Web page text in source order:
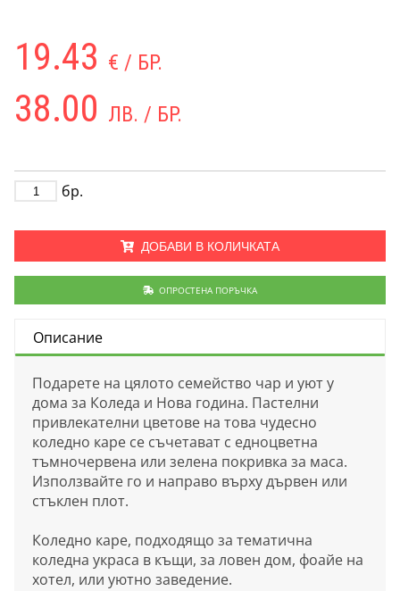
19.43 € / БР.
38.00 ЛВ. / БР.
бр.
ДОБАВИ В КОЛИЧКАТА
ОПРОСТЕНА ПОРЪЧКА
Описание
Подарете на цялото семейство чар и уют у
дома за Коледа и Нова година. Пастелни
привлекателни цветове на това чудесно
коледно каре се съчетават с едноцветна
тъмночервена или зелена покривка за маса.
Използвайте го и направо върху дървен или
стъклен плот.
Коледно каре, подходящо за тематична
коледна украса в къщи, за ловен дом, фоайе на
хотел, или уютно заведение.